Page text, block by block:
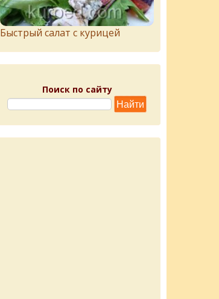
Быстрый салат с курицей
Поиск по сайту